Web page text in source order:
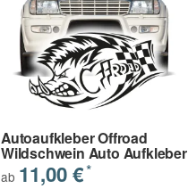
Autoaufkleber Offroad
Wildschwein Auto Aufkleber
ab 11,00 €*